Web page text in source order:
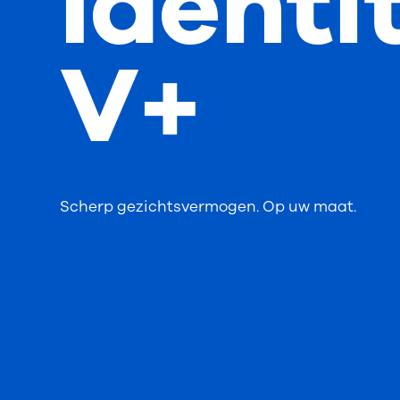
Scherp gezichtsvermogen. Op uw maat.
V+